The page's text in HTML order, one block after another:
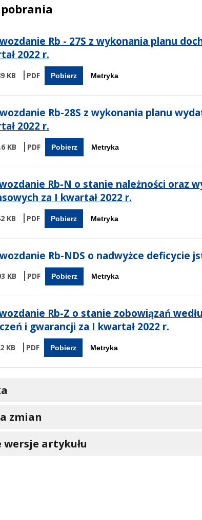
Rb - 27S z wykonania planu
2022 r.
KB Pobierz Metryka
Rb-28S z wykonania planu
2022 r.
KB Pobierz Metryka
Rb-N o stanie należności oraz
za I kwartał 2022 r.
KB Pobierz Metryka
Rb-NDS o nadwyżce deficycie
KB Pobierz Metryka
Rb-Z o stanie zobowiązań
i gwarancji za I kwartał 2022 r.
KB Pobierz Metryka
zmian
wersje artykułu